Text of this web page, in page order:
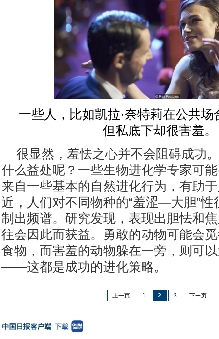
一些人，比如凯拉·奈特莉在公共
但私底下却很害羞。
很显然，羞怯之心并不会阻碍成功
什么益处呢？ 一些生物进化学专家可
来自一些基本的自然进化行为，有助
近，人们对不同物种的“羞涩—大胆”性
制出频谱。研究发现，表现出胆怯和
往会因此而获益。勇敢的动物可能会
食物，而害羞的动物躲在一旁，则可
——这都是成功的进化策略。
上一页 1 2 3 下一页